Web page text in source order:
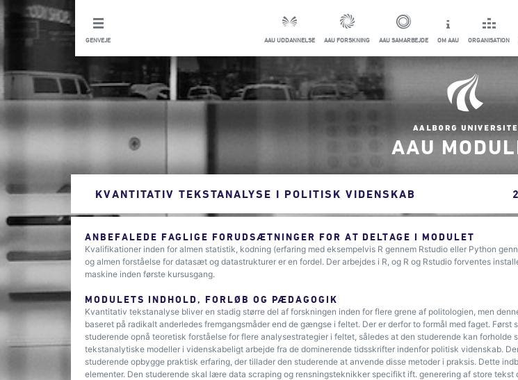
GENVEJE AAU UDDANNELSE AAU FORSKNING AAU SAMARBEJDE OM AAU ORGANISATION
AAU
KVANTITATIV TEKSTANALYSE I POLITISK VIDENSKAB
ANBEFALEDE FAGLIGE FORUDSÆTNINGER FOR AT DELTAGE I MODULET
Kvalifikationer inden for almen statistik, kodning (erfaring med eksempelvis R gennem Rstudio eller Python
og almen forståelse for datasæt og datastrukturer er en fordel. Der arbejdes i R, og R og Rstudio forventes
maskine inden første kursusgang.
MODULETS INDHOLD, FORLØB OG PÆDAGOGIK
Kvantitativ tekstanalyse bliver en stadig større del af forskningen inden for flere grene af politologien, men
baseret på radikalt anderledes fremgangsmåder end de gængse i feltet. Der er derfor to formål med faget. Først
studerende opnå teoretisk forståelse for flere analysestrategier i feltet, således at den studerende kan forholde
tekstanalytiske modeller i videnskabeligt arbejde fra de dominerende tidsskrifter indenfor politisk videnskab.
studerende opbygge praktisk erfaring, der tillader den studerende at anvende disse metoder i praksis. Dette
elementer. Den studerende skal lære data scraping og rensningsteknikker specifikt ift. generering af store tekst